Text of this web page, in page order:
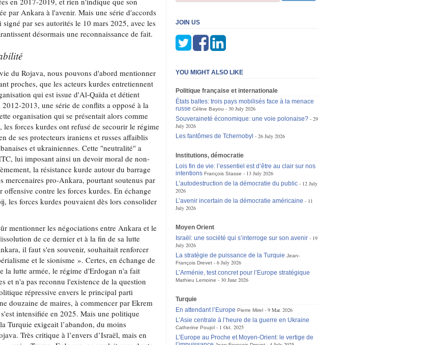
par Ankara à l'avenir. Mais une série d'accords
par ses autorités le 10 mars 2025, avec les
désormais une reconnaissance de fait.
du Rojava, nous pouvons d'abord mentionner
proches, que les acteurs kurdes entretiennent
qui est issue d'Al-Qaïda et détient
2013, une série de conflits a opposé à la
organisation qui se présentait alors comme
forces kurdes ont refusé de secourir le régime
de ses protecteurs iraniens et russes affaiblis
et ukrainiennes. Cette "neutralité" a
lui imposant ainsi un devoir moral de non-
la résistance kurde autour du barrage
mercenaires pro-Ankara, pourtant soutenus par
contre les forces kurdes. En échange
les forces kurdes pouvaient dès lors consolider
mentionner les négociations entre Ankara et le
de ce dernier et à la fin de sa lutte
il faut s'en souvenir, souhaitait renforcer
et le sionisme ». Certes, en échange de
la lutte armée, le régime d'Erdogan n'a fait
et n'a pas reconnu l'existence de la question
répressive envers le principal parti
douzaine de maires, à commencer par Ekrem
intensifiée en 2025. Mais une politique
Turquie exigeait l’abandon, du moins
Très critique à l’envers d’Israël, mais en
JOIN US
YOU MIGHT ALSO LIKE
Politique française et internationale
États baltes: trois pays mobilisés face à la menace
russe Céline Bayou
30 July 2026
Souveraineté économique: une voie polonaise?
29
July 2026
Les fantômes de Tchernobyl
26 July 2026
Institutions, démocratie
Lois fin de vie: l’essentiel est d’être au clair sur nos
intentions François Stasse
13 July 2026
L’autodestruction de la démocratie du public
12 July
2026
L’avenir incertain de la démocratie américaine
11
July 2026
Moyen Orient
Israël: une société qui s’interroge sur son avenir
19
July 2026
La stratégie de puissance de la Turquie Jean-
François Drevet
6 July 2026
L’Arménie, test concret pour l’Europe stratégique
Mathieu Lemoine 30 June 2026
Turquie
En attendant l’Europe Pierre Mirel
9 Mar. 2026
L’Asie centrale à l’heure de la guerre en Ukraine
Catherine Poujol
1 Oct. 2025
L’Europe au Proche et Moyen-Orient: le vertige de